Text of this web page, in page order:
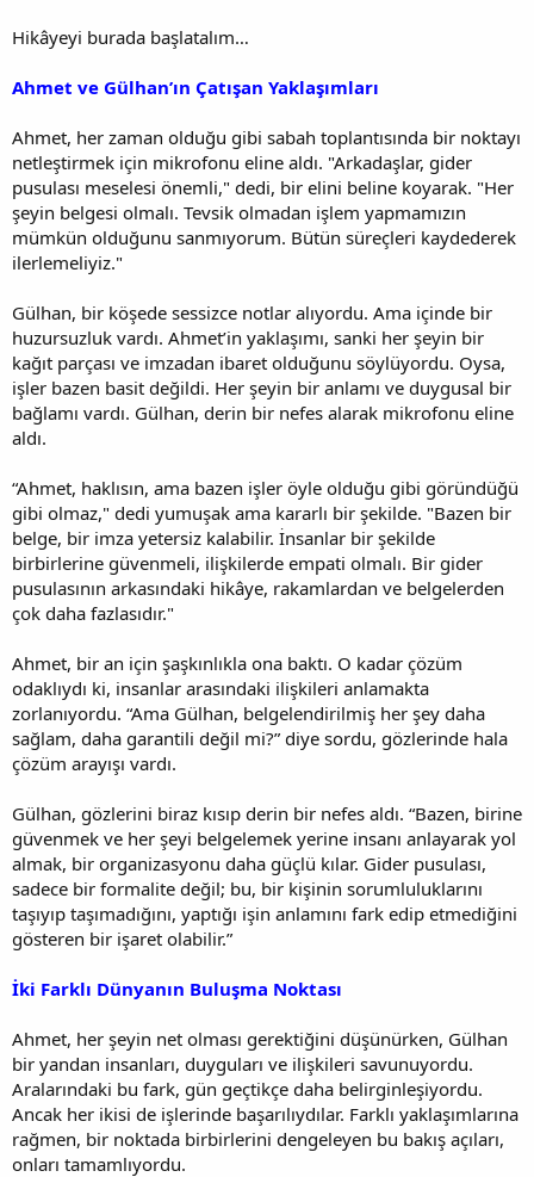
Hikâyeyi burada başlatalım…
Ahmet ve Gülhan’ın Çatışan Yaklaşımları
Ahmet, her zaman olduğu gibi sabah toplantısında bir noktayı
netleştirmek için mikrofonu eline aldı. "Arkadaşlar, gider
pusulası meselesi önemli," dedi, bir elini beline koyarak. "Her
şeyin belgesi olmalı. Tevsik olmadan işlem yapmamızın
mümkün olduğunu sanmıyorum. Bütün süreçleri kaydederek
ilerlemeliyiz."
Gülhan, bir köşede sessizce notlar alıyordu. Ama içinde bir
huzursuzluk vardı. Ahmet’in yaklaşımı, sanki her şeyin bir
kağıt parçası ve imzadan ibaret olduğunu söylüyordu. Oysa,
işler bazen basit değildi. Her şeyin bir anlamı ve duygusal bir
bağlamı vardı. Gülhan, derin bir nefes alarak mikrofonu eline
aldı.
“Ahmet, haklısın, ama bazen işler öyle olduğu gibi göründüğü
gibi olmaz," dedi yumuşak ama kararlı bir şekilde. "Bazen bir
belge, bir imza yetersiz kalabilir. İnsanlar bir şekilde
birbirlerine güvenmeli, ilişkilerde empati olmalı. Bir gider
pusulasının arkasındaki hikâye, rakamlardan ve belgelerden
çok daha fazlasıdır."
Ahmet, bir an için şaşkınlıkla ona baktı. O kadar çözüm
odaklıydı ki, insanlar arasındaki ilişkileri anlamakta
zorlanıyordu. “Ama Gülhan, belgelendirilmiş her şey daha
sağlam, daha garantili değil mi?” diye sordu, gözlerinde hala
çözüm arayışı vardı.
Gülhan, gözlerini biraz kısıp derin bir nefes aldı. “Bazen, birine
güvenmek ve her şeyi belgelemek yerine insanı anlayarak yol
almak, bir organizasyonu daha güçlü kılar. Gider pusulası,
sadece bir formalite değil; bu, bir kişinin sorumluluklarını
taşıyıp taşımadığını, yaptığı işin anlamını fark edip etmediğini
gösteren bir işaret olabilir.”
İki Farklı Dünyanın Buluşma Noktası
Ahmet, her şeyin net olması gerektiğini düşünürken, Gülhan
bir yandan insanları, duyguları ve ilişkileri savunuyordu.
Aralarındaki bu fark, gün geçtikçe daha belirginleşiyordu.
Ancak her ikisi de işlerinde başarılıydılar. Farklı yaklaşımlarına
rağmen, bir noktada birbirlerini dengeleyen bu bakış açıları,
onları tamamlıyordu.